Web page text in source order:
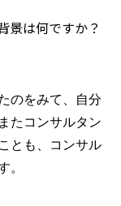
景は何ですか？
のをみて、自分
たコンサルタン
とも、コンサル
。